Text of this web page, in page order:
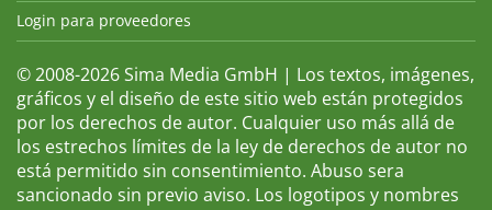
Login para proveedores
© 2008-2026 Sima Media GmbH | Los textos, imágenes,
gráficos y el diseño de este sitio web están protegidos
por los derechos de autor. Cualquier uso más allá de
los estrechos límites de la ley de derechos de autor no
está permitido sin consentimiento. Abuso sera
sancionado sin previo aviso. Los logotipos y nombres